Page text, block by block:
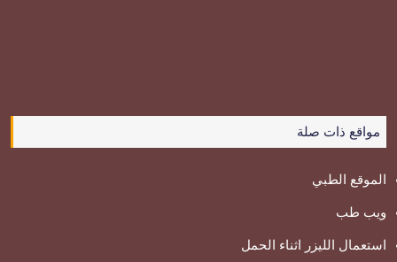
مواقع ذات صلة
الموقع الطبي
ويب طب
استعمال الليزر اثناء الحمل